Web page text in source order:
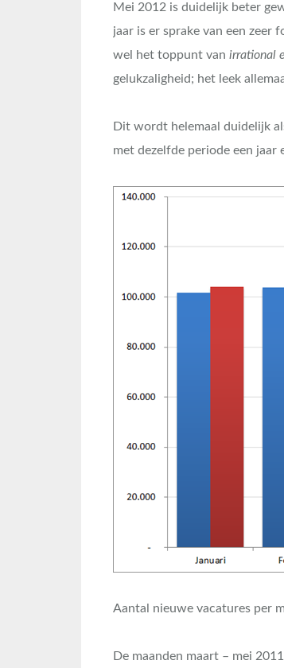
Mei 2012 is duidelijk beter
jaar is er sprake van een zeer
wel het toppunt van irrational
gelukzaligheid; het leek
Dit wordt helemaal duidelijk
met dezelfde periode een jaar
Aantal nieuwe vacatures per
De maanden maart – mei